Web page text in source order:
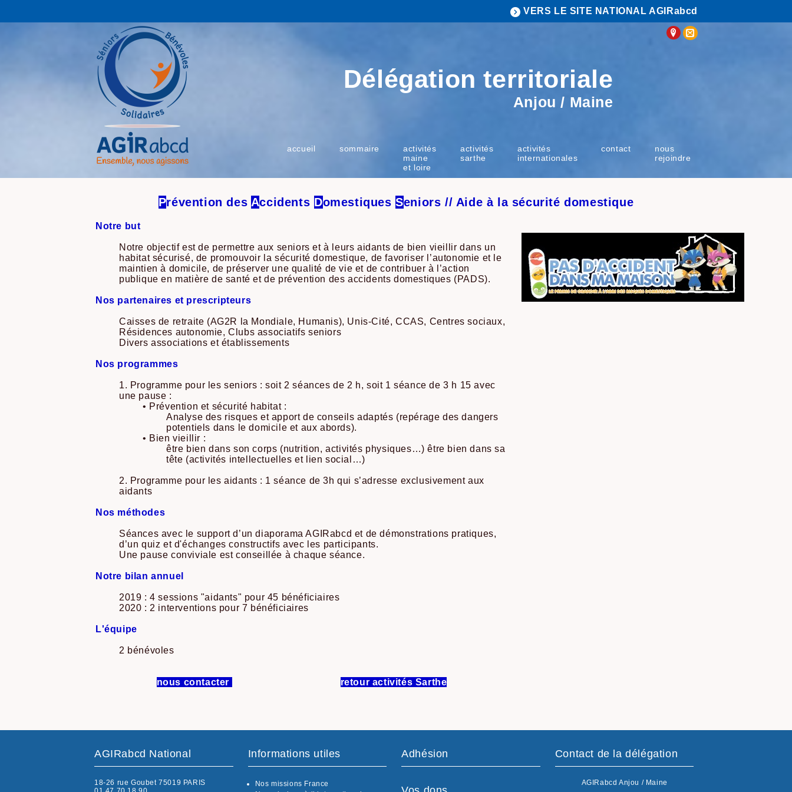
VERS LE SITE NATIONAL AGIRabcd
Délégation territoriale
Anjou / Maine
accueil sommaire
activités
maine
et loire
activités
sarthe
activités
internationales
contact
nous
rejoindre
Prévention des Accidents DomestiquesSeniors // Aide à la sécuritédomestique
Notre but
Notre objectif est de permettre aux seniors et à leurs aidants de bien vieillir dans un
habitat sécurisé, de promouvoir la sécurité domestique, de favoriser l’autonomie et le
maintien à domicile, de préserver une qualité de vie et de contribuer à l’action
publique en matière de santé et de prévention des accidents domestiques (PADS).
Nos partenaires et prescripteurs
Caisses de retraite (AG2R la Mondiale, Humanis), Unis-Cité, CCAS, Centres sociaux,
Résidences autonomie, Clubs associatifs seniors
Divers associations et établissements
Nos programmes
1. Programme pour les seniors : soit 2 séances de 2 h, soit 1 séance de 3 h 15 avec
une pause :
• Prévention et sécurité habitat :
Analyse des risques et apport de conseils adaptés (repérage des dangers
potentiels dans le domicile et aux abords).
• Bien vieillir :
être bien dans son corps (nutrition, activités physiques…) être bien dans sa
tête (activités intellectuelles et lien social…)
2. Programme pour les aidants : 1 séance de 3h qui s’adresse exclusivement aux
aidants
Nos méthodes
Séances avec le support d’un diaporama AGIRabcd et de démonstrations pratiques,
d’un quiz et d'échanges constructifs avec les participants.
Une pause conviviale est conseillée à chaque séance.
Notre bilan annuel
2019 : 4 sessions "aidants" pour 45 bénéficiaires
2020 : 2 interventions pour 7 bénéficiaires
L'équipe
2 bénévoles
nous contacter retour activités Sarthe
AGIRabcd National
18-26 rue Goubet 75019 PARIS
Informations utiles
Nos missions France
Adhésion Contact de la délégation
AGIRabcd Anjou / Maine